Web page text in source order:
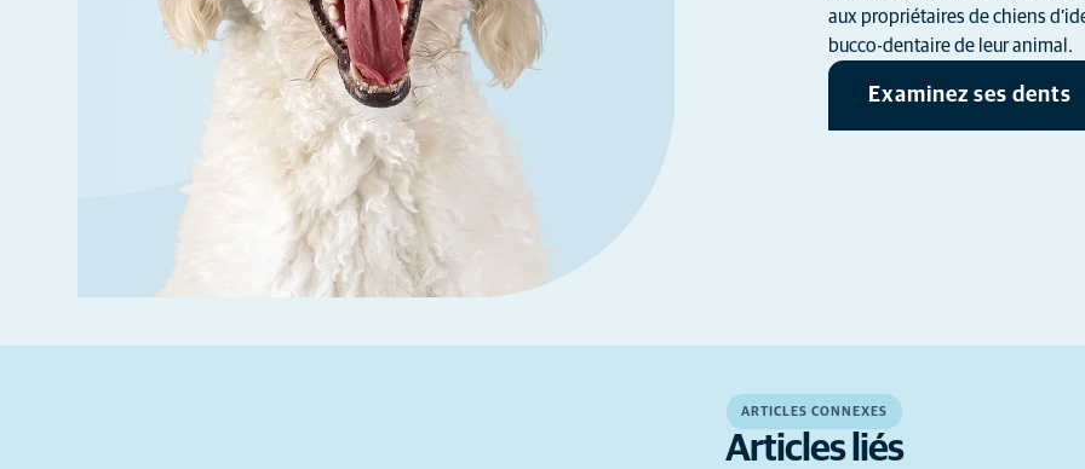
aux propriétaires de chiens
bucco-dentaire de leur animal.
Examinez ses dents
ARTICLES CONNEXES
Articles liés